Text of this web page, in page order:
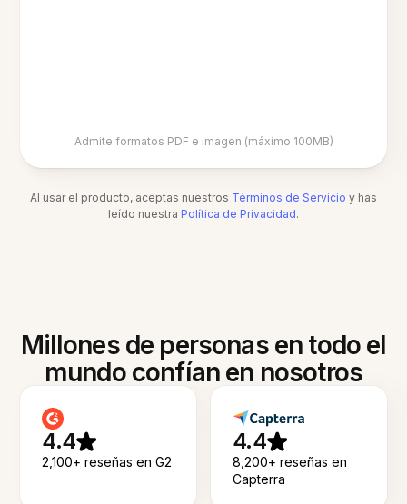
Admite formatos PDF e imagen (máximo 100MB)
Al usar el producto, aceptas nuestros Términos de Servicio y has
leído nuestra Política de Privacidad.
Millones de personas en todo el
mundo confían en nosotros
4.4
2,100+ reseñas en G2
4.4
8,200+ reseñas en
Capterra